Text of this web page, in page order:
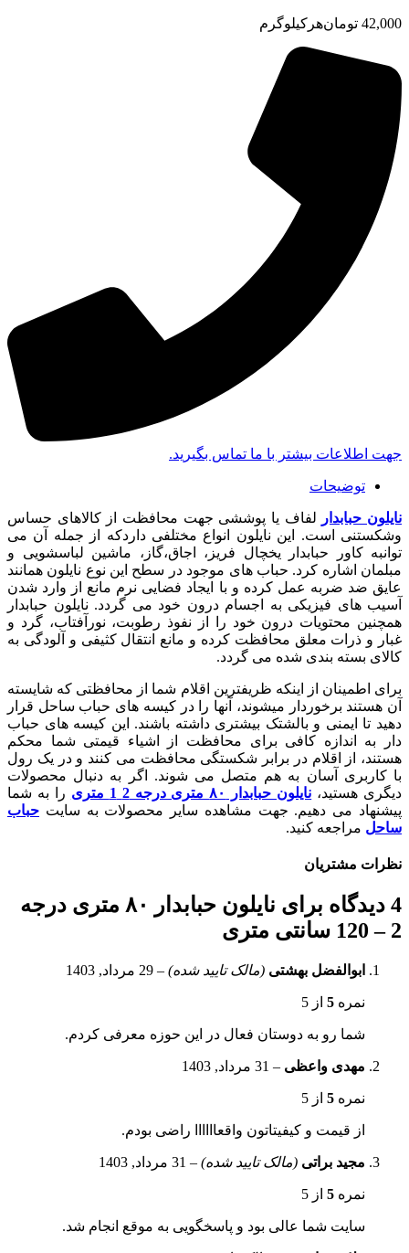
42,000 تومانهرکیلوگرم
جهت اطلاعات بیشتر با ما تماس بگیرید.
توضیحات
نایلون حبابدار
لفاف یا پوششی جهت محافظت از کالاهای حساس
وشکستنی است. این نایلون انواع مختلفی داردکه از جمله آن می
توانبه کاور حبابدار یخچال فریز، اجاق،گاز، ماشین لباسشویی و
مبلمان اشاره کرد. حباب های موجود در سطح این نوع نایلون همانند
عایق ضد ضربه عمل کرده و با ایجاد فضایی نرم مانع از وارد شدن
آسیب های فیزیکی به اجسام درون خود می گردد. نایلون حبابدار
همچنین محتویات درون خود را از نفوذ رطوبت، نورآفتاب، گرد و
غبار و ذرات معلق محافظت کرده و مانع انتقال کثیفی و آلودگی به
کالای بسته بندی شده می گردد.
برای اطمينان از اينکه ظريفترين اقلام شما از محافظتی که شايسته
آن هستند برخوردار میشوند، آنها را در کيسه های حباب ساحل قرار
دهيد تا ايمنی و بالشتک بيشتری داشته باشند. اين کيسه های حباب
دار به اندازه کافی برای محافظت از اشياء قيمتی شما محکم
هستند، از اقلام در برابر شکستگی محافظت می کنند و در يک رول
با کاربری آسان به هم متصل می شوند. اگر به دنبال محصولات
دیگری هستید، نایلون حبابدار ۸۰ متری درجه 2 1 متری
را به شما
پیشنهاد می دهیم. جهت مشاهده سایر محصولات به سایت حباب
ساحل مراجعه کنید.
نظرات مشتریان
4 دیدگاه برای
نایلون حبابدار ۸۰ متری درجه
2 – 120 سانتی متری
ابوالفضل بهشتی (مالک تایید شده) – 29 مرداد, 1403
نمره 5 از 5
شما رو به دوستان فعال در این حوزه معرفی کردم.
مهدی واعظی – 31 مرداد, 1403
نمره 5 از 5
از قیمت و کیفیتاتون واقعاااااا راضی بودم.
مجید براتی (مالک تایید شده) – 31 مرداد, 1403
نمره 5 از 5
سایت شما عالی بود و پاسخگویی به موقع انجام شد.